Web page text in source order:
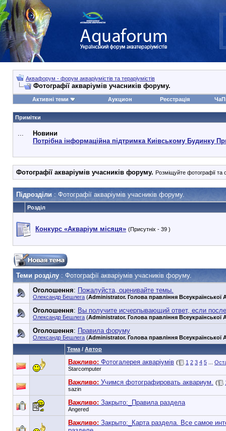
Аквафорум - форум акваріумістів та тераріумістів
Фотографії акваріумів учасників форуму.
Активні теми Аукцион Реєстрація
Примітки
...
Новини
Потрібна інформаційна підтримка Киівському Будинку
Фотографії акваріумів учасників форуму. Розміщуйте фотографії та
Підрозділи : Фотографії акваріумів учасників форуму.
Розділ
Конкурс «Акваріум місяця» (Присутніх - 39 )
Теми розділу : Фотографії акваріумів учасників форуму.
Оголошення: Пожалуйста, оценивайте темы.
Олександр Бешлега (Administrator. Голова правління Всеукраїнської
Оголошення: Вы получите исчерпывающий ответ, если
Олександр Бешлега (Administrator. Голова правління Всеукраїнської
Оголошення: Правила форуму
Олександр Бешлега (Administrator. Голова правління Всеукраїнської
Тема / Автор
Важливо: Фотогалерея акваріумів ( 1 2 3 4 5
Starcomputer
Важливо: Учимся фотографировать аквариум. (
sazin
Важливо: Закрыто:_ Правила раздела
Angered
Важливо: Закрыто:_
Карта раздела. Все самое